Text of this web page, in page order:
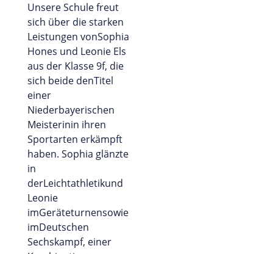
Unsere Schule freut
sich über die starken
Leistungen vonSophia
Hones und Leonie Els
aus der Klasse 9f, die
sich beide denTitel
einer
Niederbayerischen
Meisterinin ihren
Sportarten erkämpft
haben. Sophia glänzte
in
derLeichtathletikund
Leonie
imGeräteturnensowie
imDeutschen
Sechskampf, einer